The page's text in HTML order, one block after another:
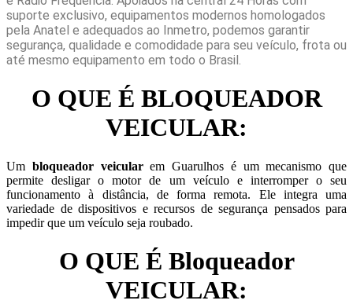
suporte exclusivo, equipamentos modernos homologados
pela Anatel e adequados ao Inmetro, podemos garantir
segurança, qualidade e comodidade para seu veículo, frota ou
até mesmo equipamento em todo o Brasil.
O QUE É BLOQUEADOR
VEICULAR:
Um bloqueador veicularem Guarulhos é um mecanismo que
permite desligar o motor de um veículo e interromper o seu
funcionamento à distância, de forma remota. Ele integra uma
variedade de dispositivos e recursos de segurança pensados para
impedir que um veículo seja roubado.
O QUE É Bloqueador
VEICULAR: